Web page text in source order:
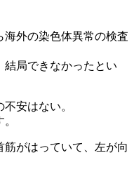
外の染色体異常の検査
局できなかったとい
安はない。
がはっていて、左が向